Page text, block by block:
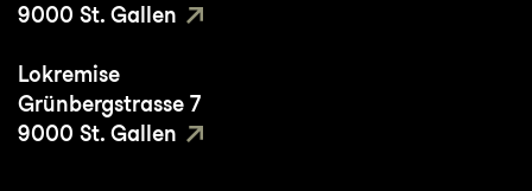
9000 St. Gallen
Lokremise
Grünbergstrasse 7
9000 St. Gallen